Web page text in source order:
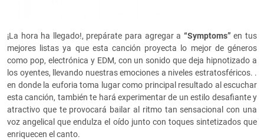
¡La hora ha llegado!, prepárate para agregar a “Symptoms” en tus
mejores listas ya que esta canción proyecta lo mejor de géneros
como pop, electrónica y EDM, con un sonido que deja hipnotizado a
los oyentes, llevando nuestras emociones a niveles estratosféricos. .
en donde la euforia toma lugar como principal resultado al escuchar
esta canción, también te hará experimentar de un estilo desafiante y
atractivo que te provocará bailar al ritmo tan sensacional con una
voz angelical que endulza el oído junto con toques sintetizados que
enriquecen el canto.